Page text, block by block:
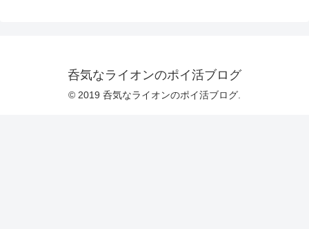
呑気なライオンのポイ活ブログ
© 2019 呑気なライオンのポイ活ブログ.